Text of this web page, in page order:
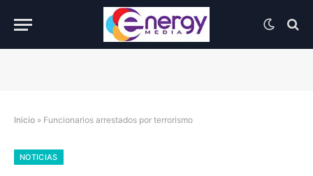
Inicio » Funcionarios arrestados por terrorismo
NOTICIAS